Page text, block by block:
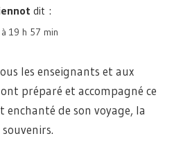
dit :
19 h 57 min
les enseignants et aux
préparé et accompagné ce
enchanté de son voyage, la